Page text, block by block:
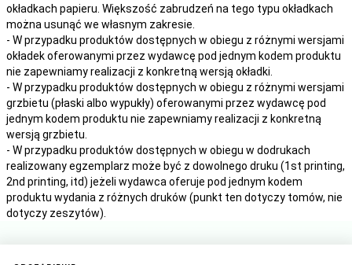
okładkach papieru. Większość zabrudzeń na tego typu okładkach
można usunąć we własnym zakresie.
- W przypadku produktów dostępnych w obiegu z różnymi wersjami
okładek oferowanymi przez wydawcę pod jednym kodem produktu
nie zapewniamy realizacji z konkretną wersją okładki.
- W przypadku produktów dostępnych w obiegu z różnymi wersjami
grzbietu (płaski albo wypukły) oferowanymi przez wydawcę pod
jednym kodem produktu nie zapewniamy realizacji z konkretną
wersją grzbietu.
- W przypadku produktów dostępnych w obiegu w dodrukach
realizowany egzemplarz może być z dowolnego druku (1st printing,
2nd printing, itd) jeżeli wydawca oferuje pod jednym kodem
produktu wydania z różnych druków (punkt ten dotyczy tomów, nie
dotyczy zeszytów).